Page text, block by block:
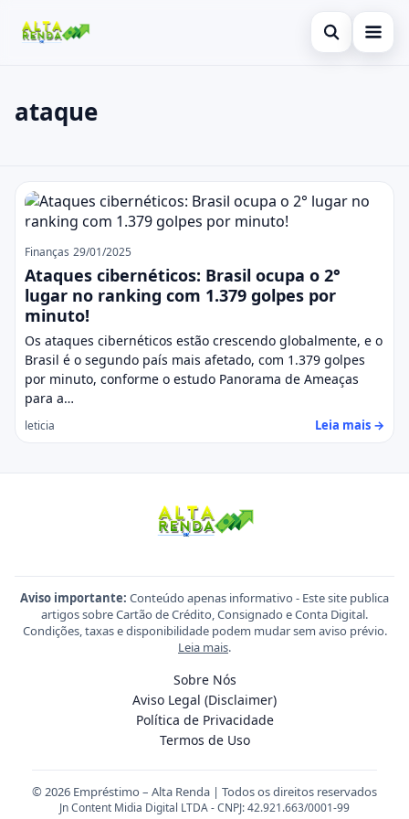
Abrir busca
Cartão de Crédito
Conta Digital
Empréstimo
Finanças
Imóvel
Legal
Buscar no site
Pressione Enter para buscar ou ESC para fechar.
ataque
ataque
Finanças 29/01/2025
Ataques cibernéticos: Brasil ocupa o 2°
lugar no ranking com 1.379 golpes por
minuto!
Os ataques cibernéticos estão crescendo globalmente, e o
Brasil é o segundo país mais afetado, com 1.379 golpes
por minuto, conforme o estudo Panorama de Ameaças
para a…
leticia Leia mais →
Aviso importante: Conteúdo apenas informativo - Este site publica
artigos sobre Cartão de Crédito, Consignado e Conta Digital.
Condições, taxas e disponibilidade podem mudar sem aviso prévio.
Leia mais.
Sobre Nós
Aviso Legal (Disclaimer)
Política de Privacidade
Termos de Uso
© 2026 Empréstimo – Alta Renda | Todos os direitos reservados
Jn Content Midia Digital LTDA - CNPJ: 42.921.663/0001-99